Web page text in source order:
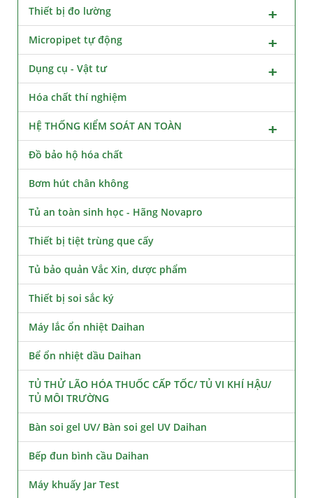
Thiết bị đo lường
Micropipet tự động
Dụng cụ - Vật tư
Hóa chất thí nghiệm
HỆ THỐNG KIỂM SOÁT AN TOÀN
Đồ bảo hộ hóa chất
Bơm hút chân không
Tủ an toàn sinh học - Hãng Novapro
Thiết bị tiệt trùng que cấy
Tủ bảo quản Vắc Xin, dược phẩm
Thiết bị soi sắc ký
Máy lắc ổn nhiệt Daihan
Bể ổn nhiệt dầu Daihan
TỦ THỬ LÃO HÓA THUỐC CẤP TỐC/ TỦ VI KHÍ HẬU/
TỦ MÔI TRƯỜNG
Bàn soi gel UV/ Bàn soi gel UV Daihan
Bếp đun bình cầu Daihan
Máy khuấy Jar Test